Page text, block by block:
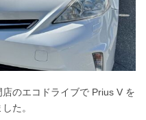
のエコドライブで Prius V を
た。